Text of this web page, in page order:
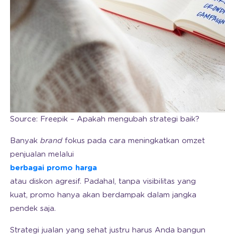
Source: Freepik – Apakah mengubah strategi baik?
Banyak brandfokus pada cara meningkatkan omzet
penjualan melalui
berbagai promo harga
atau diskon agresif. Padahal, tanpa visibilitas yang
kuat, promo hanya akan berdampak dalam jangka
pendek saja.
Strategi jualan yang sehat justru harus Anda bangun